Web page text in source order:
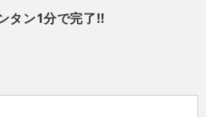
タン1分で完了!!